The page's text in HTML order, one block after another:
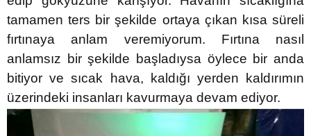
tamamen ters bir şekilde ortaya çıkan kısa süreli
fırtınaya anlam veremiyorum. Fırtına nasıl
anlamsız bir şekilde başladıysa öylece bir anda
bitiyor ve sıcak hava, kaldığı yerden kaldırımın
üzerindeki insanları kavurmaya devam ediyor.